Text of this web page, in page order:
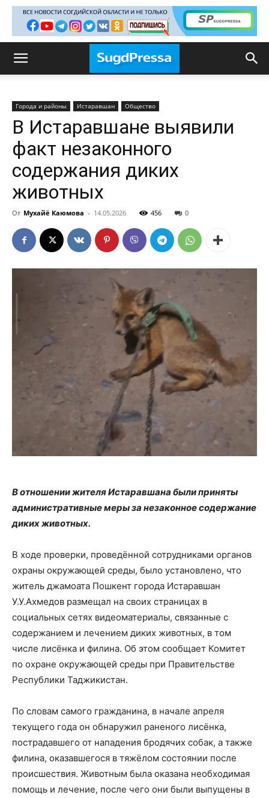
Города и районы Истаравшан Общество
В Истаравшане выявили
факт незаконного
содержания диких
животных
От Мухайё Каюмова - 14.05.2026 456 0
В отношении жителя Истаравшана были приняты
административные меры за незаконное содержание
диких животных.
В ходе проверки, проведённой сотрудниками органов
охраны окружающей среды, было установлено, что
житель джамоата Пошкент города Истаравшан
У.У.Ахмедов размещал на своих страницах в
социальных сетях видеоматериалы, связанные с
содержанием и лечением диких животных, в том
числе лисёнка и филина. Об этом сообщает Комитет
по охране окружающей среды при Правительстве
Республики Таджикистан.
По словам самого гражданина, в начале апреля
текущего года он обнаружил раненого лисёнка,
пострадавшего от нападения бродячих собак, а также
филина, оказавшегося в тяжёлом состоянии после
происшествия. Животным была оказана необходимая
помощь и лечение, после чего они были выпущены в